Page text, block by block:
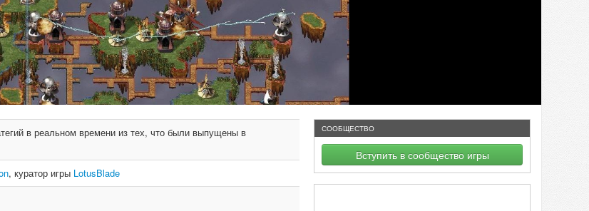
в реальном времени из тех, что были выпущены в
, куратор игры LotusBlade
СООБЩЕСТВО
Вступить в сообщество игры